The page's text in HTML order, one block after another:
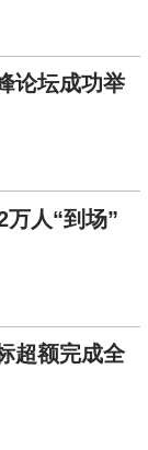
论坛成功举
人“到场”
超额完成全